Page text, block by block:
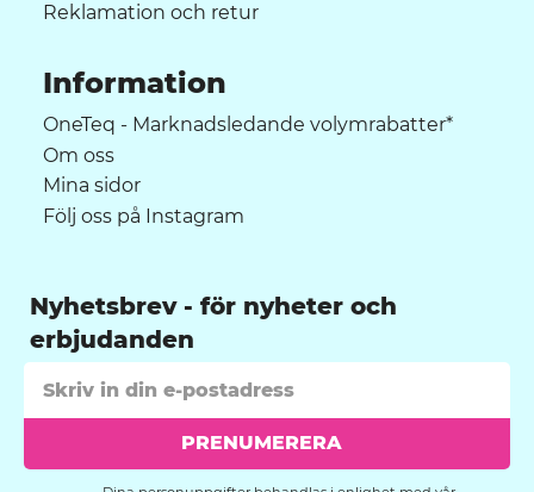
Reklamation och retur
Information
OneTeq - Marknadsledande volymrabatter*
Om oss
Mina sidor
Följ oss på Instagram
Nyhetsbrev
PRENUMERERA